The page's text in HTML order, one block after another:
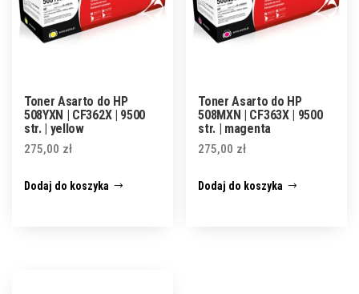
Toner Asarto do HP
508YXN | CF362X | 9500
str. | yellow
275,00 zł
Dodaj do koszyka
Toner Asarto do HP
508MXN | CF363X | 9500
str. | magenta
275,00 zł
Dodaj do koszyka